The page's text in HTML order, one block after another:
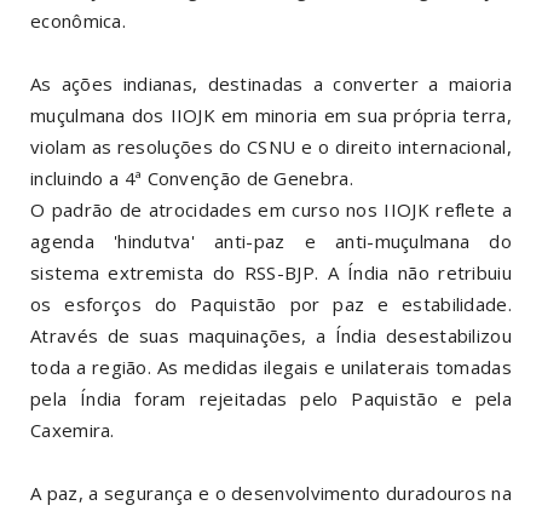
econômica.
As ações indianas, destinadas a converter a maioria
muçulmana dos IIOJK em minoria em sua própria terra,
violam as resoluções do CSNU e o direito internacional,
incluindo a 4ª Convenção de Genebra.
O padrão de atrocidades em curso nos IIOJK reflete a
agenda 'hindutva' anti-paz e anti-muçulmana do
sistema extremista do RSS-BJP. A Índia não retribuiu
os esforços do Paquistão por paz e estabilidade.
Através de suas maquinações, a Índia desestabilizou
toda a região. As medidas ilegais e unilaterais tomadas
pela Índia foram rejeitadas pelo Paquistão e pela
Caxemira.
A paz, a segurança e o desenvolvimento duradouros na